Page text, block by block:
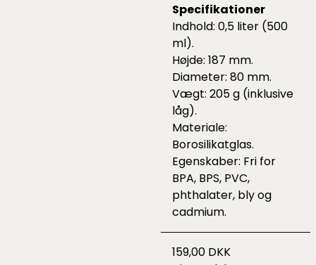
Specifikationer
Indhold: 0,5 liter (500
ml).
Højde: 187 mm.
Diameter: 80 mm.
Vægt: 205 g (inklusive
låg).
Materiale:
Borosilikatglas.
Egenskaber: Fri for
BPA, BPS, PVC,
phthalater, bly og
cadmium.
159,00 DKK